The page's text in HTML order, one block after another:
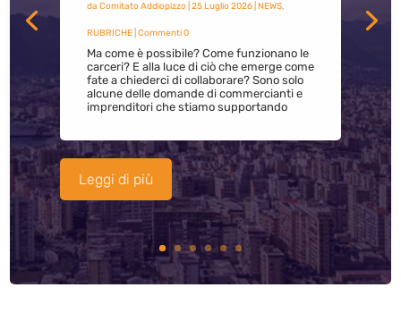
da Comitato Addiopizzo| 25 Luglio 2026| NEWS,
RUBRICHE| Commenti 0
Ma come è possibile? Come funzionano le
carceri? E alla luce di ciò che emerge come
fate a chiederci di collaborare? Sono solo
alcune delle domande di commercianti e
imprenditori che stiamo supportando
Leggi di più